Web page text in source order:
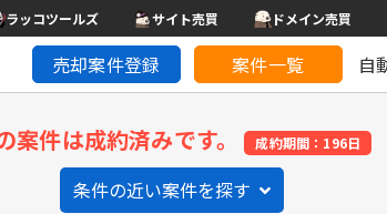
ラッコツールズ サイト売買 ドメイン売買
売却案件登録 案件一覧 自
案件は成約済みです。 成約期間：196日
条件の近い案件を探す